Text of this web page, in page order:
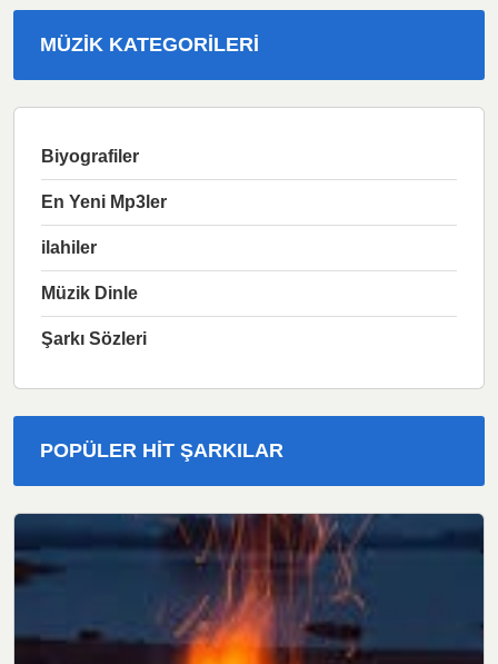
MÜZIK KATEGORILERI
Biyografiler
En Yeni Mp3ler
ilahiler
Müzik Dinle
Şarkı Sözleri
POPÜLER HIT ŞARKILAR